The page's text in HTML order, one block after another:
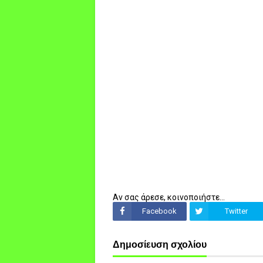
Αν σας άρεσε, κοινοποιήστε...
Facebook Twitter
Δημοσίευση σχολίου